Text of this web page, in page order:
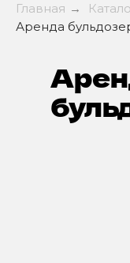
Главная →
Аренда